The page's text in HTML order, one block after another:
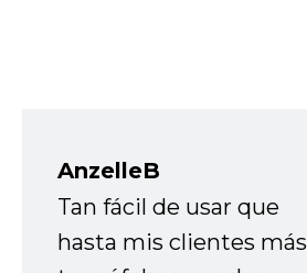
AnzelleB
Tan fácil de usar que
hasta mis clientes más